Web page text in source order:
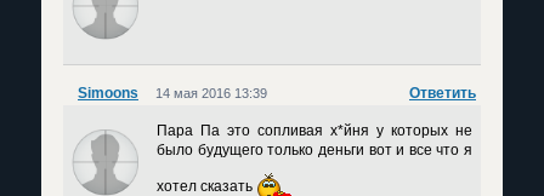
Simoons Ответить
14 мая 2016 13:39
Пара Па это сопливая х*йня у которых не
было будущего только деньги вот и все что я
хотел сказать